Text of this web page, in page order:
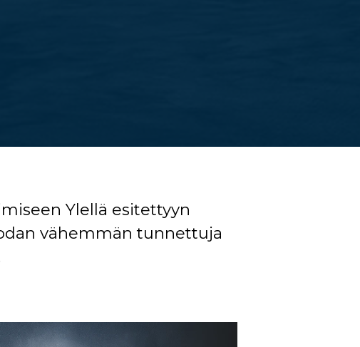
Ylellä esitettyyn
vähemmän tunnettuja